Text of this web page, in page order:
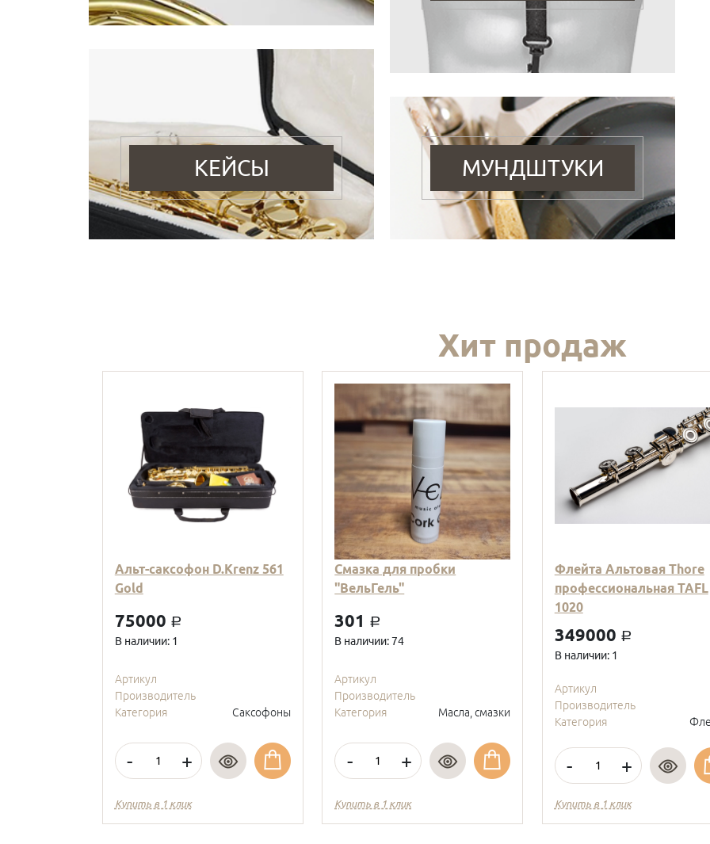
КЕЙСЫ МУНДШТУКИ
Хит продаж
Альт-саксофон D.Krenz 561
Gold
75000 a
В наличии: 1
Артикул
Производитель
Категория
Саксофоны
- +
Купить в 1 клик
Смазка для пробки
"ВельГель"
301 a
В наличии: 74
Артикул
Производитель
Категория
Масла, смазки
- +
Купить в 1 клик
Флейта Альтовая Thore
профессиональная TAFL
1020
349000 a
В наличии: 1
Артикул
Производитель
Категория
- +
Купить в 1 клик